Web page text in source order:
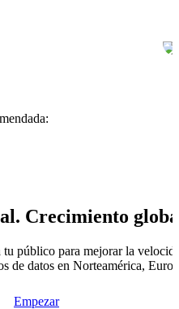
Crecimiento
público para mejorar la
de datos en Norteamérica,
Empezar